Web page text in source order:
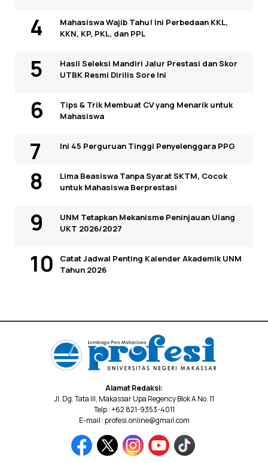
Mahasiswa Wajib Tahu! Ini Perbedaan KKL,
KKN, KP, PKL, dan PPL
Hasil Seleksi Mandiri Jalur Prestasi dan Skor
UTBK Resmi Dirilis Sore Ini
Tips & Trik Membuat CV yang Menarik untuk
Mahasiswa
Ini 45 Perguruan Tinggi Penyelenggara PPG
Lima Beasiswa Tanpa Syarat SKTM, Cocok
untuk Mahasiswa Berprestasi
UNM Tetapkan Mekanisme Peninjauan Ulang
UKT 2026/2027
Catat Jadwal Penting Kalender Akademik UNM
Tahun 2026
Alamat Redaksi:
Jl. Dg. Tata III, Makassar Upa Regency Blok A No. 11
Telp : +62 821-9353-4011
E-mail : profesi.online@gmail.com